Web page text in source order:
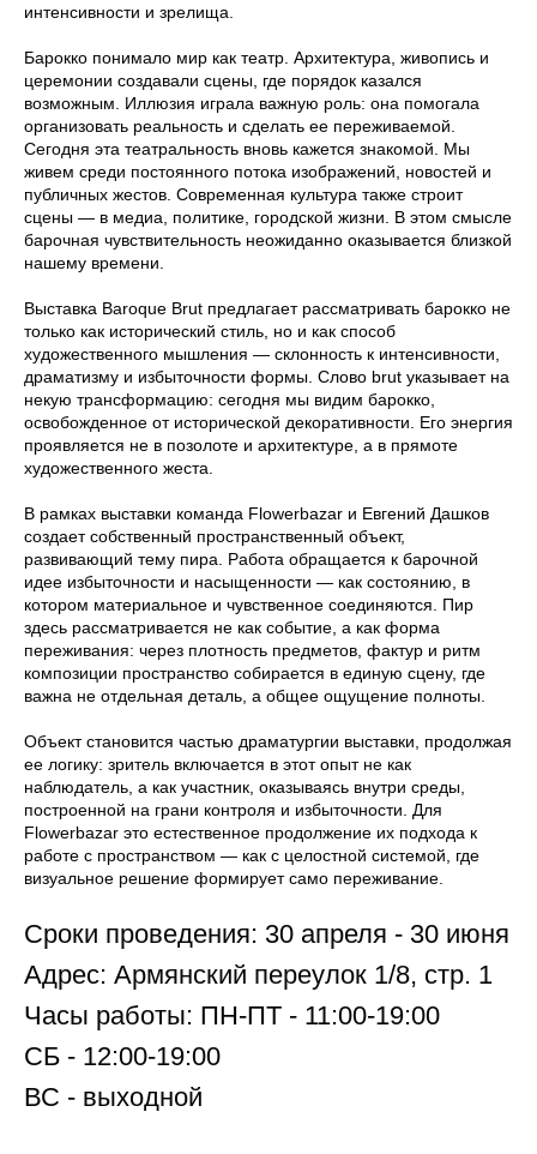
интенсивности и зрелища.
Барокко понимало мир как театр. Архитектура, живопись и
церемонии создавали сцены, где порядок казался
возможным. Иллюзия играла важную роль: она помогала
организовать реальность и сделать ее переживаемой.
Сегодня эта театральность вновь кажется знакомой. Мы
живем среди постоянного потока изображений, новостей и
публичных жестов. Современная культура также строит
сцены — в медиа, политике, городской жизни. В этом смысле
барочная чувствительность неожиданно оказывается близкой
нашему времени.
Выставка Baroque Brut предлагает рассматривать барокко не
только как исторический стиль, но и как способ
художественного мышления — склонность к интенсивности,
драматизму и избыточности формы. Слово brut указывает на
некую трансформацию: сегодня мы видим барокко,
освобожденное от исторической декоративности. Его энергия
проявляется не в позолоте и архитектуре, а в прямоте
художественного жеста.
В рамках выставки команда Flowerbazar и Евгений Дашков
создает собственный пространственный объект,
развивающий тему пира. Работа обращается к барочной
идее избыточности и насыщенности — как состоянию, в
котором материальное и чувственное соединяются. Пир
здесь рассматривается не как событие, а как форма
переживания: через плотность предметов, фактур и ритм
композиции пространство собирается в единую сцену, где
важна не отдельная деталь, а общее ощущение полноты.
Объект становится частью драматургии выставки, продолжая
ее логику: зритель включается в этот опыт не как
наблюдатель, а как участник, оказываясь внутри среды,
построенной на грани контроля и избыточности. Для
Flowerbazar это естественное продолжение их подхода к
работе с пространством — как с целостной системой, где
визуальное решение формирует само переживание.
Сроки проведения: 30 апреля - 30 июня
Адрес: Армянский переулок 1/8, стр. 1
Часы работы: ПН-ПТ - 11:00-19:00
СБ - 12:00-19:00
ВС - выходной